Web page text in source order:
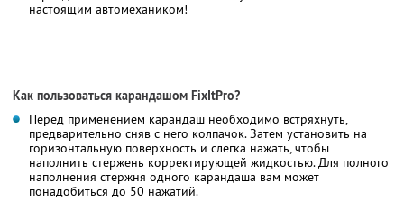
настоящим автомехаником!
Как пользоваться карандашом FixItPro?
Перед применением карандаш необходимо встряхнуть,
предварительно сняв с него колпачок. Затем установить на
горизонтальную поверхность и слегка нажать, чтобы
наполнить стержень корректирующей жидкостью. Для полного
наполнения стержня одного карандаша вам может
понадобиться до 50 нажатий.